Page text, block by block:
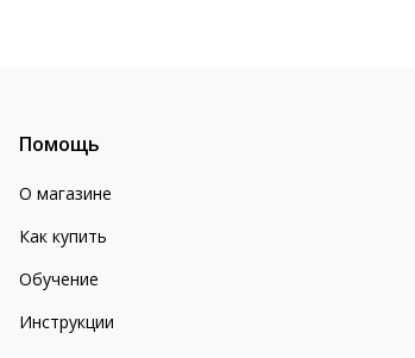
Помощь
О магазине
Как купить
Обучение
Инструкции